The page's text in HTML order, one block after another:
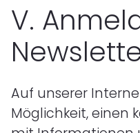
V.
Auf unserer
Möglichkeit, einen